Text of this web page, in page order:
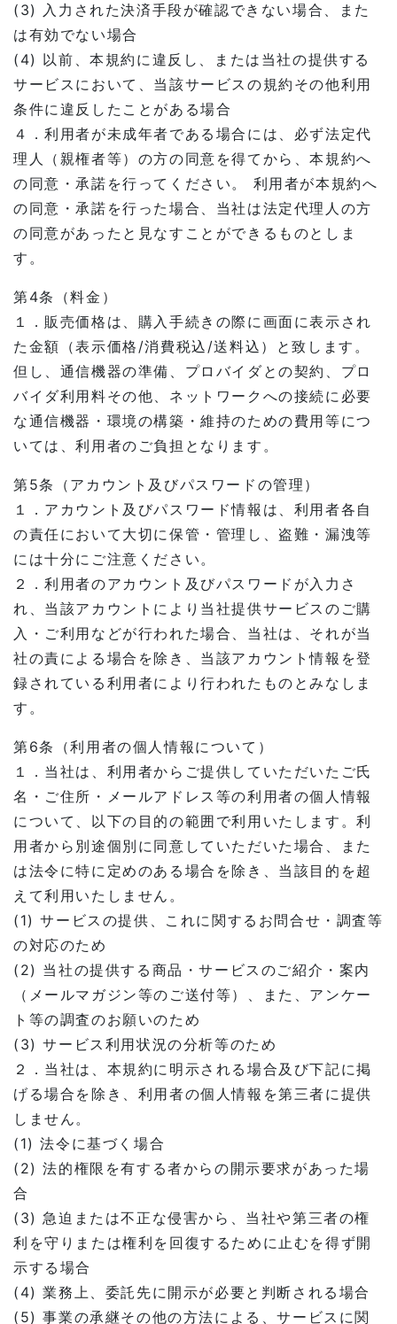
(3) 入力された決済手段が確認できない場合、また
は有効でない場合
(4) 以前、本規約に違反し、または当社の提供する
サービスにおいて、当該サービスの規約その他利用
条件に違反したことがある場合
４．利用者が未成年者である場合には、必ず法定代
理人（親権者等）の方の同意を得てから、本規約へ
の同意・承諾を行ってください。 利用者が本規約へ
の同意・承諾を行った場合、当社は法定代理人の方
の同意があったと見なすことができるものとしま
す。
第4条（料金）
１．販売価格は、購入手続きの際に画面に表示され
た金額（表示価格/消費税込/送料込）と致します。
但し、通信機器の準備、プロバイダとの契約、プロ
バイダ利用料その他、ネットワークへの接続に必要
な通信機器・環境の構築・維持のための費用等につ
いては、利用者のご負担となります。
第5条（アカウント及びパスワードの管理）
１．アカウント及びパスワード情報は、利用者各自
の責任において大切に保管・管理し、盗難・漏洩等
には十分にご注意ください。
２．利用者のアカウント及びパスワードが入力さ
れ、当該アカウントにより当社提供サービスのご購
入・ご利用などが行われた場合、当社は、それが当
社の責による場合を除き、当該アカウント情報を登
録されている利用者により行われたものとみなしま
す。
第6条（利用者の個人情報について）
１．当社は、利用者からご提供していただいたご氏
名・ご住所・メールアドレス等の利用者の個人情報
について、以下の目的の範囲で利用いたします。利
用者から別途個別に同意していただいた場合、また
は法令に特に定めのある場合を除き、当該目的を超
えて利用いたしません。
(1) サービスの提供、これに関するお問合せ・調査等
の対応のため
(2) 当社の提供する商品・サービスのご紹介・案内
（メールマガジン等のご送付等）、また、アンケー
ト等の調査のお願いのため
(3) サービス利用状況の分析等のため
２．当社は、本規約に明示される場合及び下記に掲
げる場合を除き、利用者の個人情報を第三者に提供
しません。
(1) 法令に基づく場合
(2) 法的権限を有する者からの開示要求があった場
合
(3) 急迫または不正な侵害から、当社や第三者の権
利を守りまたは権利を回復するために止むを得ず開
示する場合
(4) 業務上、委託先に開示が必要と判断される場合
(5) 事業の承継その他の方法による、サービスに関